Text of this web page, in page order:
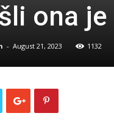
ona
- August 21, 2023 1132